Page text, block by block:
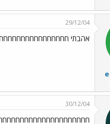
29/12/04
אהבתי
30/12/04